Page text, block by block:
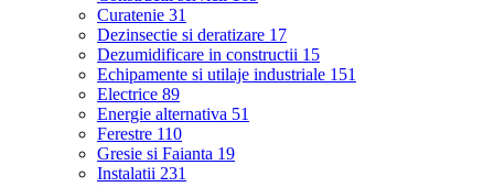
Curatenie 31
Dezinsectie si deratizare 17
Dezumidificare in constructii 15
Echipamente si utilaje industriale 151
Electrice 89
Energie alternativa 51
Ferestre 110
Gresie si Faianta 19
Instalatii 231